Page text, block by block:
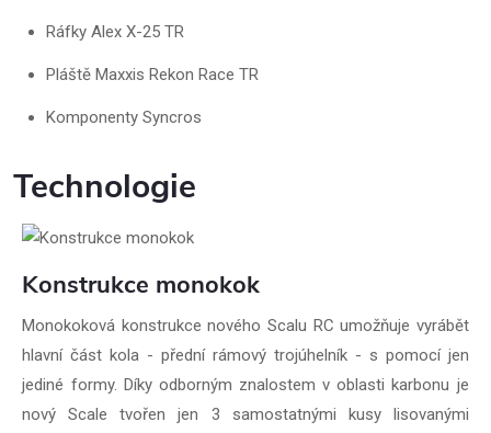
Ráfky Alex X-25 TR
Pláště Maxxis Rekon Race TR
Komponenty Syncros
Technologie
Konstrukce monokok
Monokoková konstrukce nového Scalu RC umožňuje vyrábět
hlavní část kola - přední rámový trojúhelník - s pomocí jen
jediné formy. Díky odborným znalostem v oblasti karbonu je
nový Scale tvořen jen 3 samostatnými kusy lisovanými